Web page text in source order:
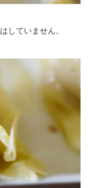
していません。